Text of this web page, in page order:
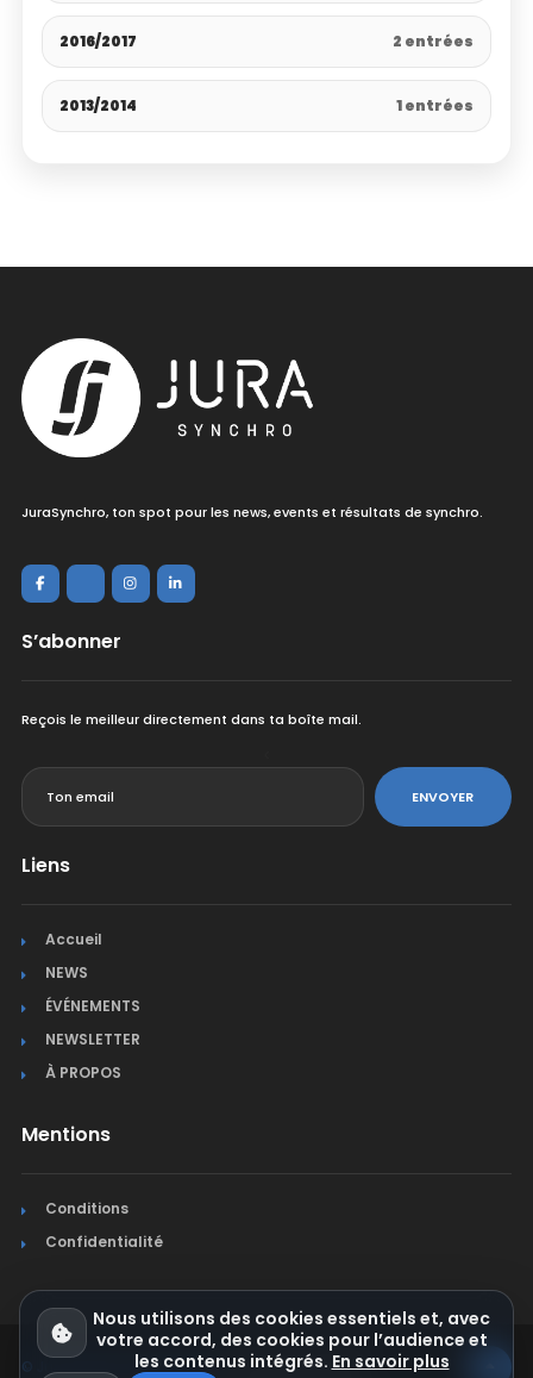
2016/2017 2 entrées
2013/2014 1 entrées
JuraSynchro, ton spot pour les news, events et résultats de synchro.
S’abonner
Reçois le meilleur directement dans ta boîte mail.
ENVOYER
Liens
Accueil
NEWS
ÉVÉNEMENTS
NEWSLETTER
À PROPOS
Mentions
Conditions
Confidentialité
© Jura Synchro 2015-2026. Tous droits réservés.
Nous utilisons des cookies essentiels et, avec
votre accord, des cookies pour l’audience et
les contenus intégrés. En savoir plus